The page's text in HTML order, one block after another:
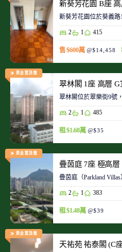
新葵芳花園 B座
新葵芳花園位於葵義
2 1 415
售 $600萬 @$14,458
黃金置頂盤
翠林閣 1座 高層 G
翠林閣位於翠樂街9號
2 1 485
租 $1.68萬 @$35
黃金置頂盤
疊茵庭 7座 極高層
疊茵庭（Parkland
2 1 383
租 $1.48萬 @$39
黃金置頂盤
天祐苑 祐泰閣 (C